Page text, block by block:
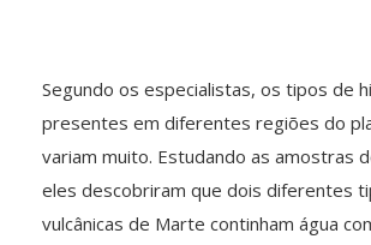
Segundo os especialistas, os tipos de
presentes em diferentes regiões do
variam muito. Estudando as amostras
eles descobriram que dois diferentes
vulcânicas de Marte continham água